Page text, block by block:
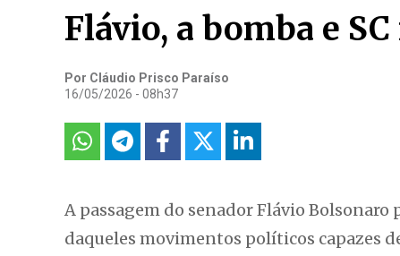
Flávio, a bomba e
Por Cláudio Prisco Paraíso
16/05/2026 - 08h37
A passagem do senador Flávio
daqueles movimentos políticos capazes